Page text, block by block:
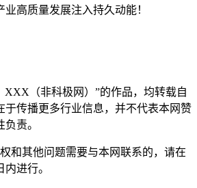
高质量发展注入持久动能！
XXX（非科极网）”的作品，均转载自
于传播更多行业信息，并不代表本网赞
责。
和其他问题需要与本网联系的，请在
进行。